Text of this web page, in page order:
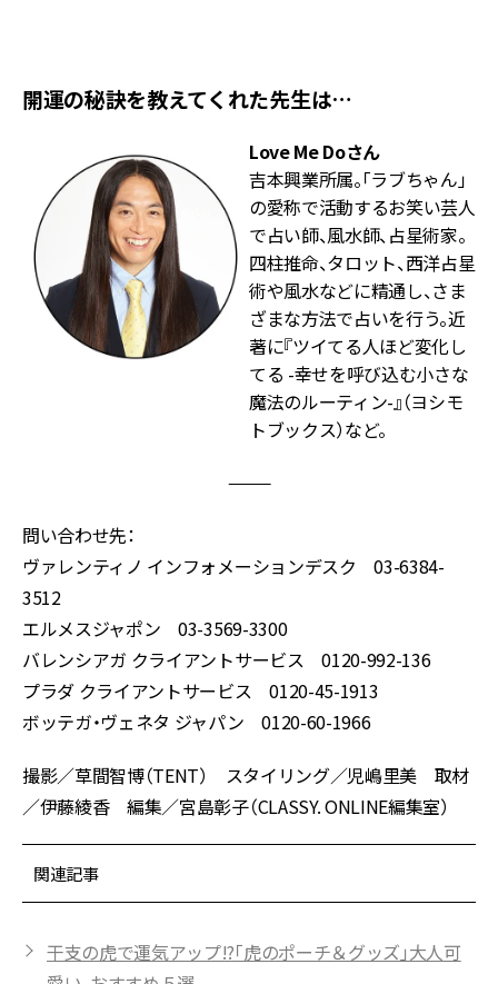
開運の秘訣を教えてくれた先生は…
Love Me Doさん
吉本興業所属。「ラブちゃん」
の愛称で活動するお笑い芸人
で占い師、風水師、占星術家。
四柱推命、タロット、西洋占星
術や風水などに精通し、さま
ざまな方法で占いを行う。近
著に『ツイてる人ほど変化し
てる -幸せを呼び込む小さな
魔法のルーティン-』（ヨシモ
トブックス）など。
———
問い合わせ先：
ヴァレンティノ インフォメーションデスク 03-6384-
3512
エルメスジャポン 03-3569-3300
バレンシアガ クライアントサービス 0120-992-136
プラダ クライアントサービス 0120-45-1913
ボッテガ・ヴェネタ ジャパン 0120-60-1966
撮影／草間智博（TENT） スタイリング／児嶋里美 取材
／伊藤綾香 編集／宮島彰子（CLASSY. ONLINE編集室）
関連記事
干支の虎で運気アップ!?「虎のポーチ＆グッズ」大人可